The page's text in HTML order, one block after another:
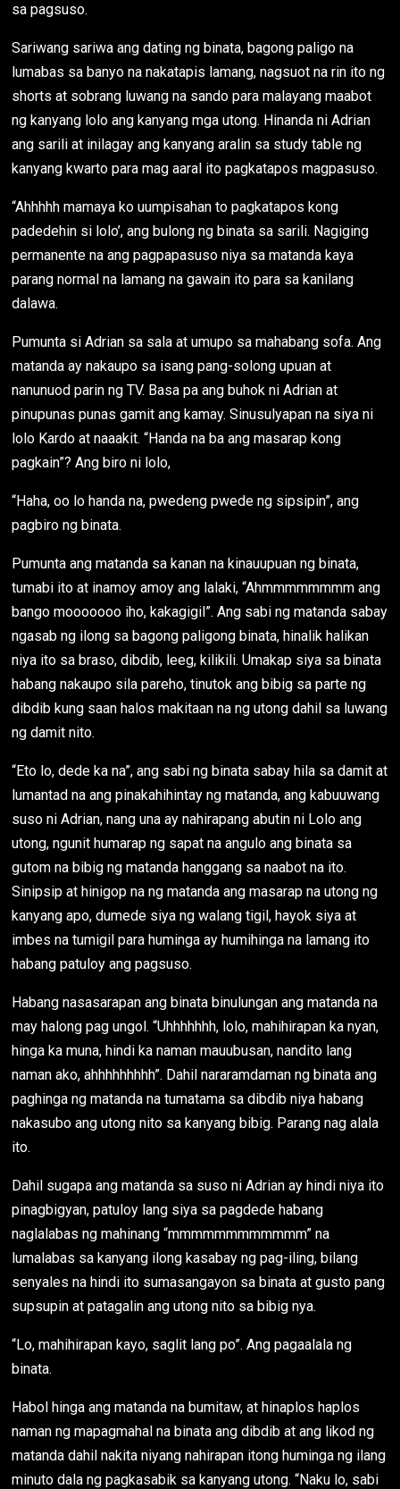
sa pagsuso.
Sariwang sariwa ang dating ng binata, bagong paligo na
lumabas sa banyo na nakatapis lamang, nagsuot na rin ito ng
shorts at sobrang luwang na sando para malayang maabot
ng kanyang lolo ang kanyang mga utong. Hinanda ni Adrian
ang sarili at inilagay ang kanyang aralin sa study table ng
kanyang kwarto para mag aaral ito pagkatapos magpasuso.
“Ahhhhh mamaya ko uumpisahan to pagkatapos kong
padedehin si lolo’, ang bulong ng binata sa sarili. Nagiging
permanente na ang pagpapasuso niya sa matanda kaya
parang normal na lamang na gawain ito para sa kanilang
dalawa.
Pumunta si Adrian sa sala at umupo sa mahabang sofa. Ang
matanda ay nakaupo sa isang pang-solong upuan at
nanunuod parin ng TV. Basa pa ang buhok ni Adrian at
pinupunas punas gamit ang kamay. Sinusulyapan na siya ni
lolo Kardo at naaakit. “Handa na ba ang masarap kong
pagkain”? Ang biro ni lolo,
“Haha, oo lo handa na, pwedeng pwede ng sipsipin”, ang
pagbiro ng binata.
Pumunta ang matanda sa kanan na kinauupuan ng binata,
tumabi ito at inamoy amoy ang lalaki, “Ahmmmmmmmm ang
bango mooooooo iho, kakagigil”. Ang sabi ng matanda sabay
ngasab ng ilong sa bagong paligong binata, hinalik halikan
niya ito sa braso, dibdib, leeg, kilikili. Umakap siya sa binata
habang nakaupo sila pareho, tinutok ang bibig sa parte ng
dibdib kung saan halos makitaan na ng utong dahil sa luwang
ng damit nito.
“Eto lo, dede ka na”, ang sabi ng binata sabay hila sa damit at
lumantad na ang pinakahihintay ng matanda, ang kabuuwang
suso ni Adrian, nang una ay nahirapang abutin ni Lolo ang
utong, ngunit humarap ng sapat na angulo ang binata sa
gutom na bibig ng matanda hanggang sa naabot na ito.
Sinipsip at hinigop na ng matanda ang masarap na utong ng
kanyang apo, dumede siya ng walang tigil, hayok siya at
imbes na tumigil para huminga ay humihinga na lamang ito
habang patuloy ang pagsuso.
Habang nasasarapan ang binata binulungan ang matanda na
may halong pag ungol. “Uhhhhhhh, lolo, mahihirapan ka nyan,
hinga ka muna, hindi ka naman mauubusan, nandito lang
naman ako, ahhhhhhhhh”. Dahil nararamdaman ng binata ang
paghinga ng matanda na tumatama sa dibdib niya habang
nakasubo ang utong nito sa kanyang bibig. Parang nag alala
ito.
Dahil sugapa ang matanda sa suso ni Adrian ay hindi niya ito
pinagbigyan, patuloy lang siya sa pagdede habang
naglalabas ng mahinang “mmmmmmmmmmmm” na
lumalabas sa kanyang ilong kasabay ng pag-iling, bilang
senyales na hindi ito sumasangayon sa binata at gusto pang
supsupin at patagalin ang utong nito sa bibig nya.
“Lo, mahihirapan kayo, saglit lang po”. Ang pagaalala ng
binata.
Habol hinga ang matanda na bumitaw, at hinaplos haplos
naman ng mapagmahal na binata ang dibdib at ang likod ng
matanda dahil nakita niyang nahirapan itong huminga ng ilang
minuto dala ng pagkasabik sa kanyang utong. “Naku lo, sabi